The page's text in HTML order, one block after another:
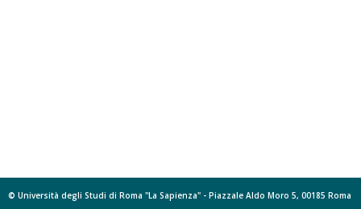
© Università degli Studi di Roma "La Sapienza" - Piazzale Aldo Moro 5, 00185 Roma